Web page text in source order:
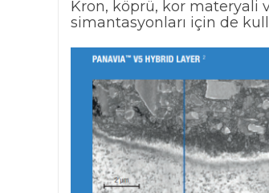
Kron, köprü, kor materyali
simantasyonları için de